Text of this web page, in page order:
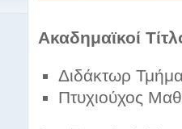
Ακαδημαϊκοί
Διδάκτωρ
Πτυχιούχος